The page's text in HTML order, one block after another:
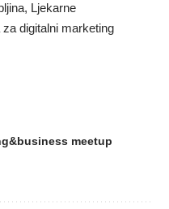
Ljekarne
za digitalni marketing
meetup